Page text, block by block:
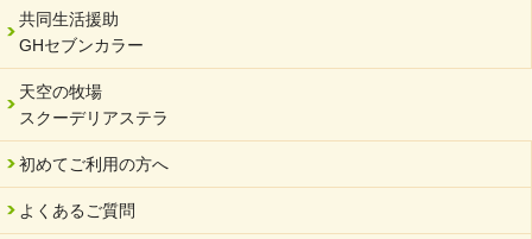
年末年始のお知らせ
2023/12/18
北方支店・保護者交流会「収穫祭」
2023/11/08
オンラインショップを開設しました
2023/10/20
「可児の企業魅力発見フェア」に出展しました
共同生活援助
GHセブンカラー
天空の牧場
スクーデリアステラ
初めてご利用の方へ
よくあるご質問